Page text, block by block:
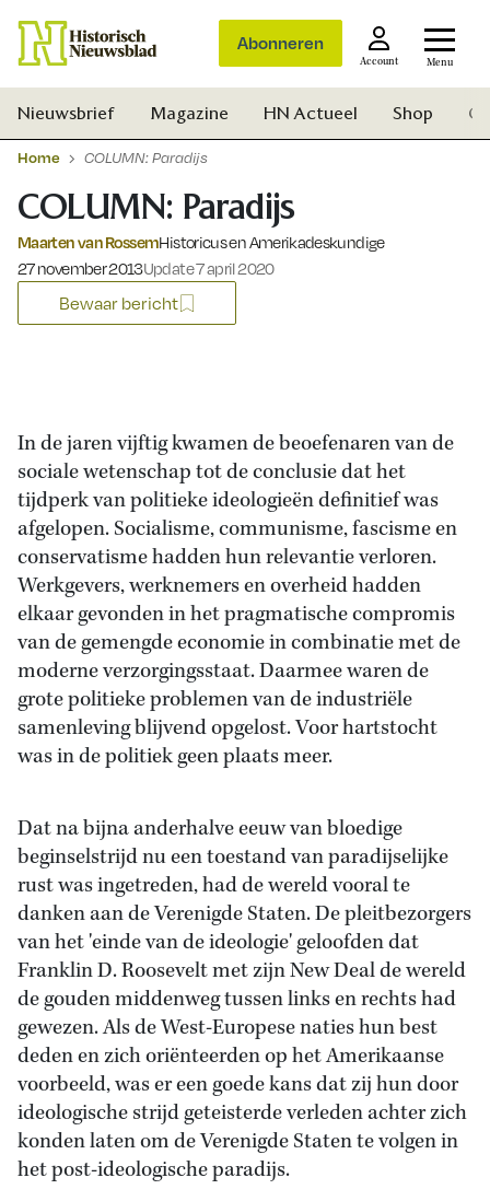
Abonneren
Account Menu
Zoek
Nieuwsbrief Magazine HN Actueel Shop
Home COLUMN: Paradijs
COLUMN: Paradijs
Maarten van RossemHistoricus en Amerikadeskundige
Gepubliceerd op:
27 november 2013Update 7 april 2020
Bewaar bericht
In de jaren vijftig kwamen de beoefenaren van de
sociale wetenschap tot de conclusie dat het
tijdperk van politieke ideologieën definitief was
afgelopen. Socialisme, communisme, fascisme en
conservatisme hadden hun relevantie verloren.
Werkgevers, werknemers en overheid hadden
elkaar gevonden in het pragmatische compromis
van de gemengde economie in combinatie met de
moderne verzorgingsstaat. Daarmee waren de
grote politieke problemen van de industriële
samenleving blijvend opgelost. Voor hartstocht
was in de politiek geen plaats meer.
Dat na bijna anderhalve eeuw van bloedige
beginselstrijd nu een toestand van paradijselijke
rust was ingetreden, had de wereld vooral te
danken aan de Verenigde Staten. De pleitbezorgers
van het 'einde van de ideologie' geloofden dat
Franklin D. Roosevelt met zijn New Deal de wereld
de gouden middenweg tussen links en rechts had
gewezen. Als de West-Europese naties hun best
deden en zich oriënteerden op het Amerikaanse
voorbeeld, was er een goede kans dat zij hun door
ideologische strijd geteisterde verleden achter zich
konden laten om de Verenigde Staten te volgen in
het post-ideologische paradijs.